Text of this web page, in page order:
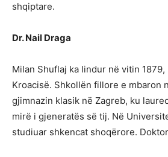
shqiptare.
Dr. Nail Draga
Milan Shuflaj ka lindur në vitin
Kroacisë. Shkollën fillore e mbaron
gjimnazin klasik në Zagreb, ku
mirë i gjeneratës së tij. Në
studiuar shkencat shoqërore.